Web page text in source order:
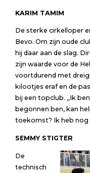
KARIM TAMIM
De sterke cirkelloper
Bevo. Om zijn oude
hij daar aan de slag.
zijn waarde voor de
voortdurend met
kilootjes eraf en de
bij een topclub. ,,Ik
begonnen ben, kan
toekomst? Ik heb nog
SEMMY STIGTER
De
technisch